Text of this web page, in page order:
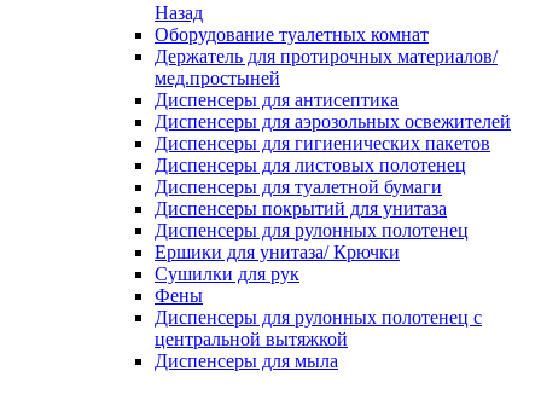
Назад
Оборудование туалетных комнат
Держатель для протирочных материалов/
мед.простыней
Диспенсеры для антисептика
Диспенсеры для аэрозольных освежителей
Диспенсеры для гигиенических пакетов
Диспенсеры для листовых полотенец
Диспенсеры для туалетной бумаги
Диспенсеры покрытий для унитаза
Диспенсеры для рулонных полотенец
Ершики для унитаза/ Крючки
Сушилки для рук
Фены
Диспенсеры для рулонных полотенец с
центральной вытяжкой
Диспенсеры для мыла